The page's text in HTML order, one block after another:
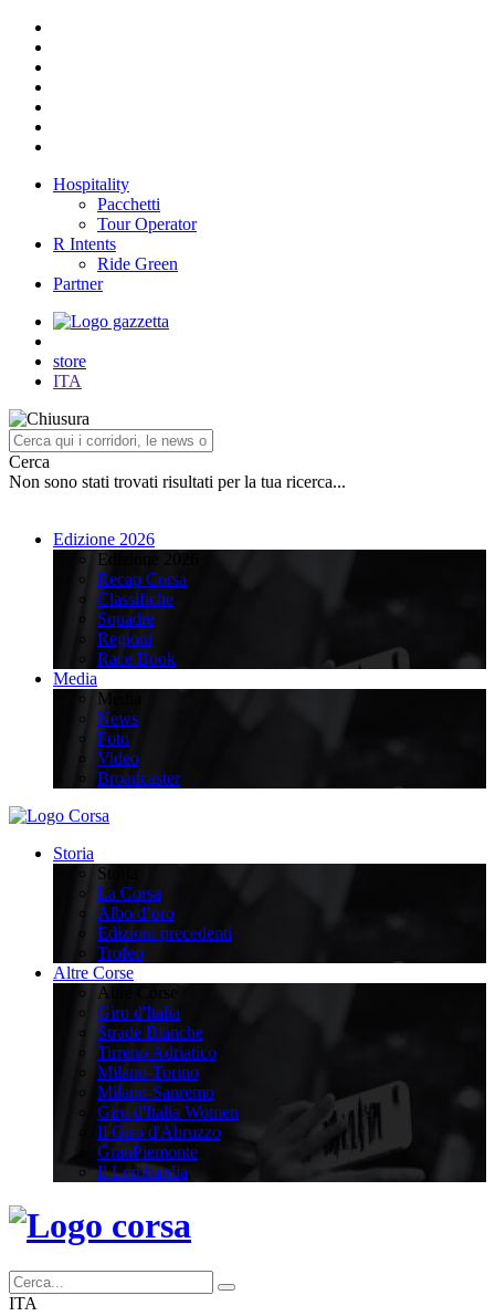
Hospitality
Pacchetti
Tour Operator
R Intents
Ride Green
Partner
store
ITA
Cerca
Non sono stati trovati risultati per la tua ricerca...
Edizione 2026
Edizione 2026
Recap Corsa
Classifiche
Squadre
Regioni
Race Book
Media
Media
News
Foto
Video
Broadcaster
Storia
Storia
La Corsa
Albo d’oro
Edizioni precedenti
Trofeo
Altre Corse
Altre Corse
Giro d'Italia
Strade Bianche
Tirreno Adriatico
Milano-Torino
Milano-Sanremo
Giro d'Italia Women
Il Giro d'Abruzzo
GranPiemonte
Il Lombardia
ITA